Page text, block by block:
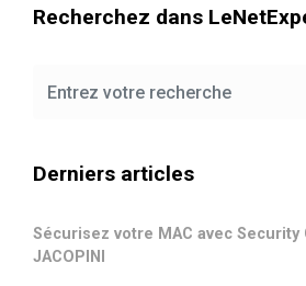
Recherchez dans
Derniers articles
Sécurisez votre MAC avec Security
JACOPINI